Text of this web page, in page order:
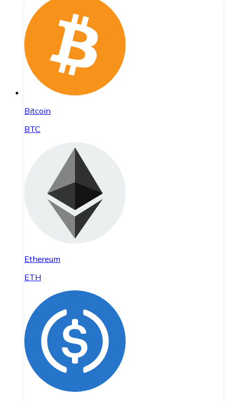
Bitcoin
BTC
Ethereum
ETH